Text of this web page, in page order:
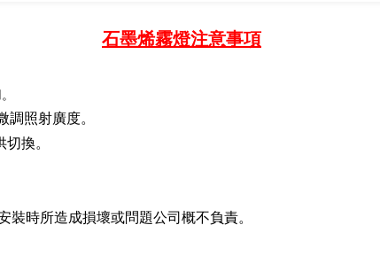
石墨烯霧燈注意事項
調照射廣度。
換。
時所造成損壞或問題公司概不負責。